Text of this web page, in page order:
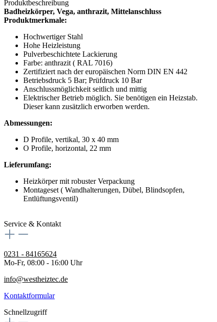
Produktbeschreibung
Badheizkörper, Vega, anthrazit, Mittelanschluss
Produktmerkmale:
Hochwertiger Stahl
Hohe Heizleistung
Pulverbeschichtete Lackierung
Farbe: anthrazit ( RAL 7016)
Zertifiziert nach der europäischen Norm DIN EN 442
Betriebsdruck 5 Bar; Prüfdruck 10 Bar
Anschlussmöglichkeit seitlich und mittig
Elektrischer Betrieb möglich. Sie benötigen ein Heizstab.
Dieser kann zusätzlich erworben werden.
Abmessungen:
D Profile, vertikal, 30 x 40 mm
O Profile, horizontal, 22 mm
Lieferumfang:
Heizkörper mit robuster Verpackung
Montageset ( Wandhalterungen, Dübel, Blindsopfen,
Entlüftungsventil)
Service & Kontakt
0231 - 84165624
Mo-Fr, 08:00 - 16:00 Uhr
info@westheiztec.de
Kontaktformular
Schnellzugriff